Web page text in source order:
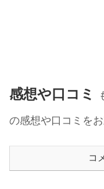
感想や口コミ
の感想や口コミを
コ